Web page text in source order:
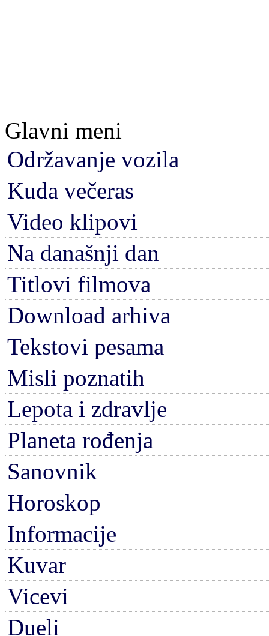
Glavni meni
Održavanje vozila
Kuda večeras
Video klipovi
Na današnji dan
Titlovi filmova
Download arhiva
Tekstovi pesama
Misli poznatih
Lepota i zdravlje
Planeta rođenja
Sanovnik
Horoskop
Informacije
Kuvar
Vicevi
Dueli